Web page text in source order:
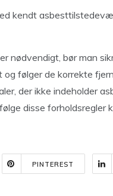
kendt
nødvendigt, bør man
følger de korrekte
der ikke indeholder
disse forholdsregler
PINTEREST